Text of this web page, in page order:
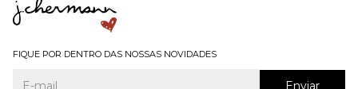
FIQUE POR DENTRO DAS NOSSAS NOVIDADES